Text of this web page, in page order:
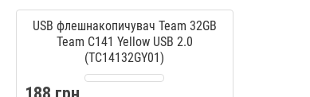
USB флешнакопичувач Team 32GB
Team C141 Yellow USB 2.0
(TC14132GY01)